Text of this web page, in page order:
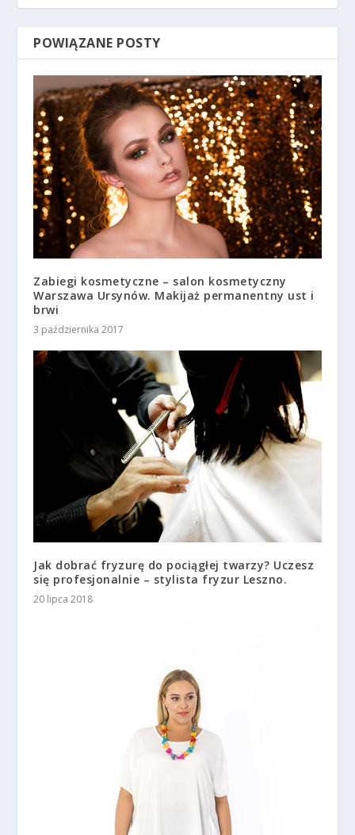
POWIĄZANE POSTY
Zabiegi kosmetyczne – salon kosmetyczny
Warszawa Ursynów. Makijaż permanentny ust i
brwi
3 października 2017
Jak dobrać fryzurę do pociągłej twarzy? Uczesz
się profesjonalnie – stylista fryzur Leszno.
20 lipca 2018